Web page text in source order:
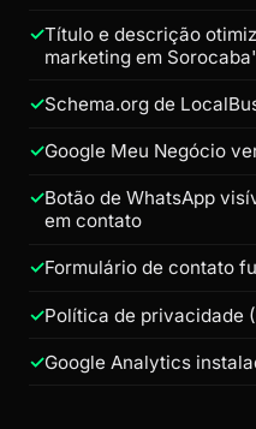
Título e descrição
marketing em
Schema.org de
Google Meu Negócio
Botão de WhatsApp
em contato
Formulário de contato
Política de privacidade
Google Analytics